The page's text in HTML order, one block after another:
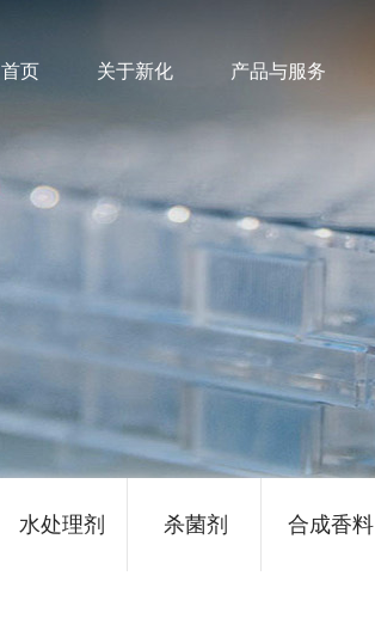
首页 关于新化 产品与服务
水处理剂 杀菌剂 合成香料